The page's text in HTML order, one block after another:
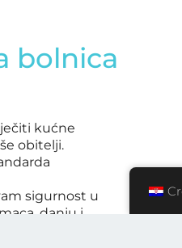
bolnica
kućne
obitelji.
sigurnost u
danju i